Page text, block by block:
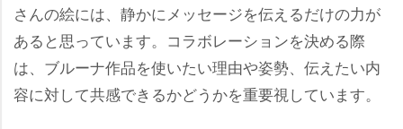
さんの絵には、静かにメッセージを伝えるだけの力が
あると思っています。コラボレーションを決める際
は、ブルーナ作品を使いたい理由や姿勢、伝えたい内
容に対して共感できるかどうかを重要視しています。